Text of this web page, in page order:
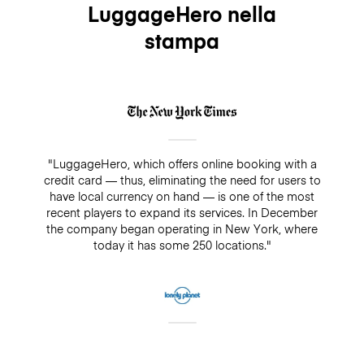
LuggageHero nella
stampa
"LuggageHero, which offers online booking with a
credit card — thus, eliminating the need for users to
have local currency on hand — is one of the most
recent players to expand its services. In December
the company began operating in New York, where
today it has some 250 locations."